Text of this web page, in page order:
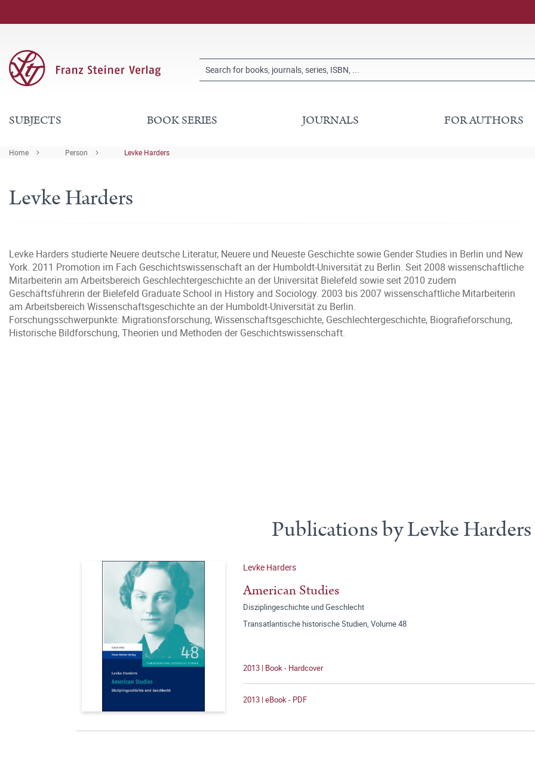
SUBJECTS BOOK SERIES JOURNALS FOR AUTHORS
Home Person Levke Harders
Levke Harders
Levke Harders studierte Neuere deutsche Literatur, Neuere und Neueste Geschichte sowie Gender Studies in Berlin und New
York. 2011 Promotion im Fach Geschichtswissenschaft an der Humboldt-Universität zu Berlin. Seit 2008 wissenschaftliche
Mitarbeiterin am Arbeitsbereich Geschlechtergeschichte an der Universität Bielefeld sowie seit 2010 zudem
Geschäftsführerin der Bielefeld Graduate School in History and Sociology. 2003 bis 2007 wissenschaftliche Mitarbeiterin
am Arbeitsbereich Wissenschaftsgeschichte an der Humboldt-Universität zu Berlin.
Forschungsschwerpunkte: Migrationsforschung, Wissenschaftsgeschichte, Geschlechtergeschichte, Biografieforschung,
Historische Bildforschung, Theorien und Methoden der Geschichtswissenschaft.
Publications by Levke Harders
Levke Harders
American Studies
Disziplingeschichte und Geschlecht
Transatlantische historische Studien, Volume 48
2013 | Book - Hardcover
2013 | eBook - PDF